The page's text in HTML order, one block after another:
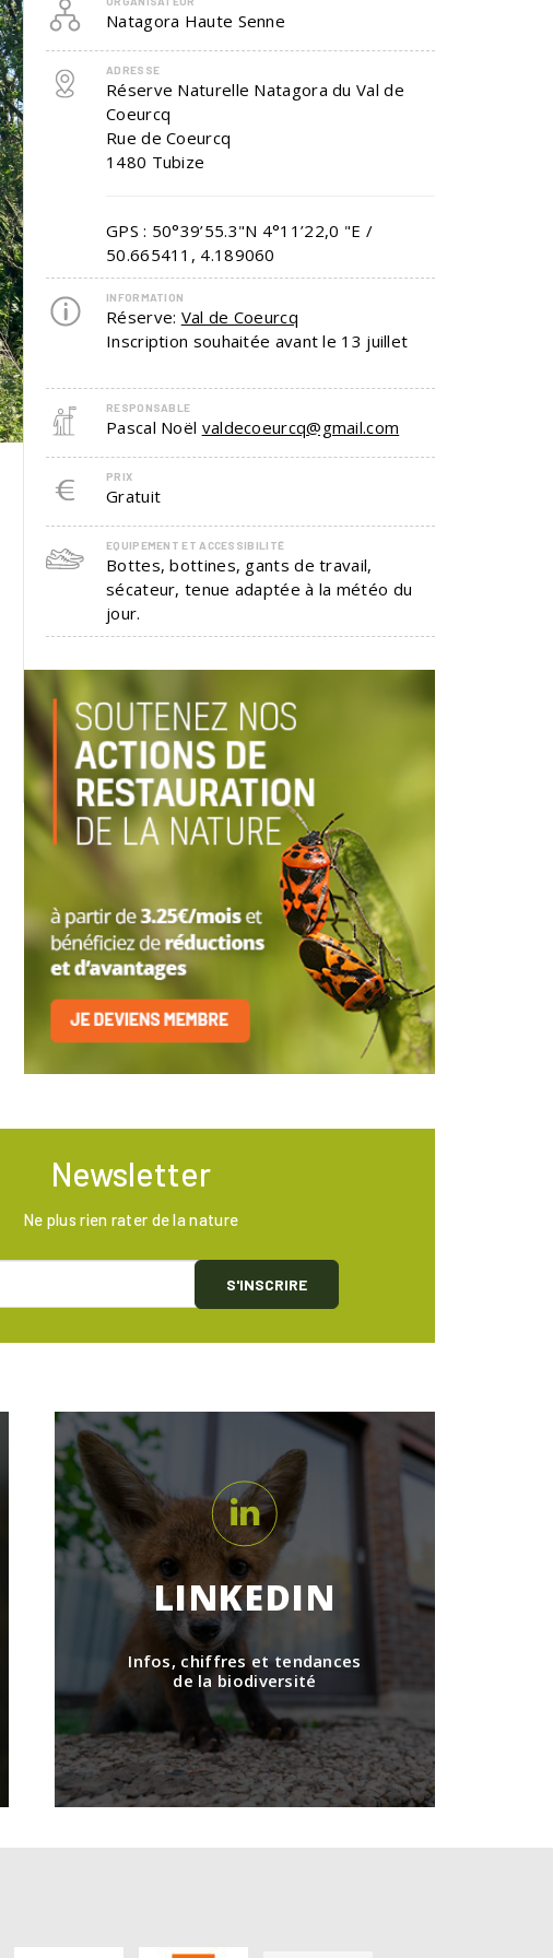
Natagora Haute Senne
ADRESSE
Réserve Naturelle Natagora du Val de
Coeurcq
Rue de Coeurcq
1480 Tubize
GPS : 50°39’55.3"N 4°11’22,0 "E /
50.665411, 4.189060
INFORMATION
Réserve: Val de Coeurcq
Inscription souhaitée avant le 13 juillet
RESPONSABLE
Pascal Noël valdecoeurcq@gmail.com
PRIX
Gratuit
EQUIPEMENT ET ACCESSIBILITÉ
Bottes, bottines, gants de travail,
sécateur, tenue adaptée à la météo du
jour.
Newsletter
Ne plus rien rater de la nature
S'INSCRIRE
LINKEDIN
Infos, chiffres et tendances
de la biodiversité